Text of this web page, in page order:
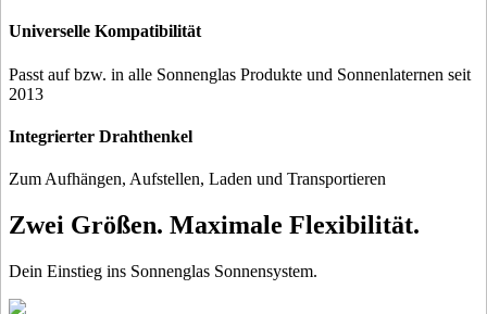
Universelle Kompatibilität
Passt auf bzw. in alle Sonnenglas Produkte und Sonnenlaternen seit
2013
Integrierter Drahthenkel
Zum Aufhängen, Aufstellen, Laden und Transportieren
Zwei Größen. Maximale Flexibilität.
Dein Einstieg ins Sonnenglas Sonnensystem.